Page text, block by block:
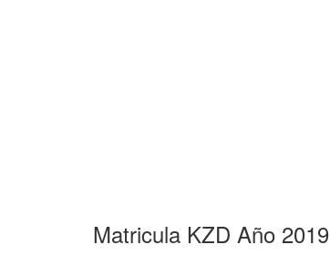
Matricula KZD Año 2019